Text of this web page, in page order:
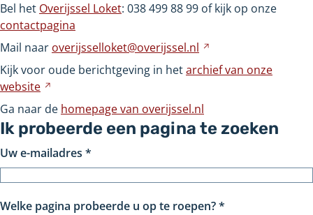
Bel het Overijssel Loket: 0384998899 of kijk op onze
contactpagina
Mail naar overijsselloket@overijssel.nl
naar
Kijk voor oude berichtgeving in hetarchief van onze
website
naar
andere
website
Ga naar de homepage van overijssel.nl
Ik probeerde een pagina te zoeken
Uw e-mailadres *
Welke pagina probeerde u op te roepen?*